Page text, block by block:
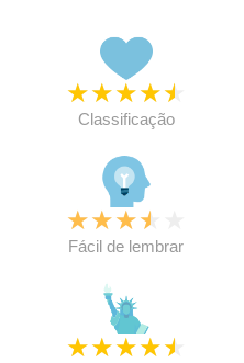
★★★★★
Classificação
★★★★
Fácil de lembrar
★★★★★